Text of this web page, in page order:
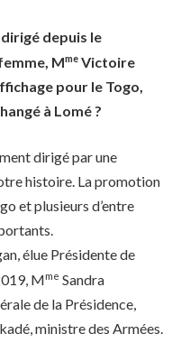
depuis le
Mme Victoire
pour le Togo,
à Lomé ?
dirigé par une
histoire. La promotion
et plusieurs d’entre
élue Présidente de
Mme Sandra
de la Présidence,
ministre des Armées.